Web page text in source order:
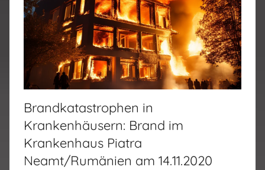
Brandkatastrophen in
Krankenhäusern: Brand im
Krankenhaus Piatra
Neamt/Rumänien am 14.11.2020